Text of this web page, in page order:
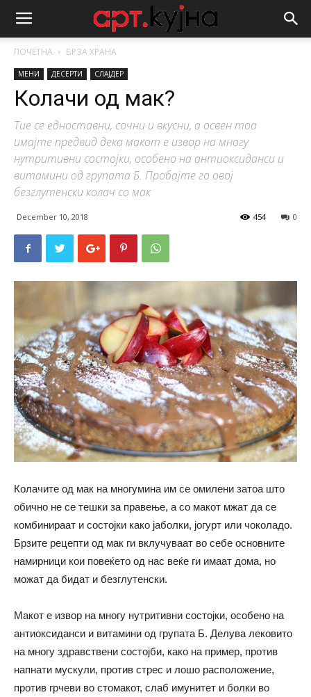
ПОЧЕТНА БРЗА ХРАНА
МЕНИ ДЕСЕРТИ СЛАЈДЕР
Колачи од мак?
Тие се едноставни, сочни и вкусни, а освен тоа
имајте предвид дека макот е извор на многу
нутритивни состојки, особено на антиоксиданси и
витамини од групата Б. Пробајте го овој
безглутенски колач со мак
December 10, 2018 0
454
Колачите од мак на многумина им се омилени затоа што
обично не се тешки за правење, а со макот мжат да се
комбинираат и состојки како јаболки, јогурт или чоколадо.
Брзите рецепти од мак ги вклучуваат во себе основните
намирници кои повеќето од нас веќе ги имаат дома, но
можат да бидат и безглутенски.
Макот е извор на многу нутритивни состојки, особено на
антиоксиданси и витамини од групата Б. Делува лековито
на многу здравствени состојби, како на пример, против
напнати мускули, против стрес и лошо расположение,
против грчеви во стомакот, слаб имунитет и болки во